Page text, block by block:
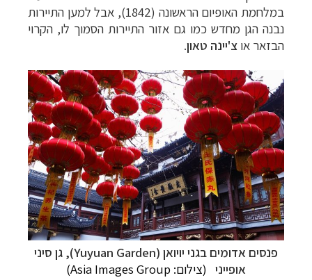
במלחמת האופיום הראשונה (1842), אבל למען התיירות
נבנה הגן מחדש כמו גם אזור התיירות הסמוך לו, הקרוי
הבזאר או צ'יינה טאון.
פנסים אדומים בגני יויואן (
Yuyuan Garden
), גן סיני
אופייני (צילום: Asia Images Group )